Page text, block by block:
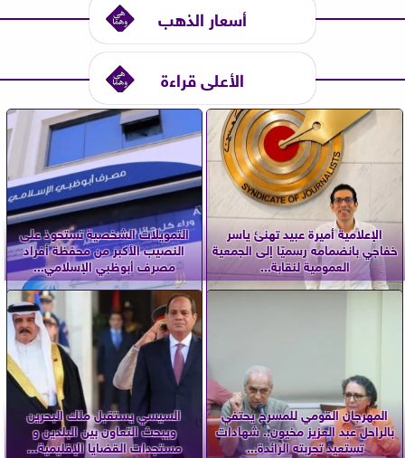
أسعار الذهب
الأعلى قراءة
الإعلامية أميرة عبيد تهنئ ياسر
خفاجي بانضمامه رسميًا إلى الجمعية
العمومية لنقابة...
التمويلات الشخصية تستحوذ على
النصيب الأكبر من محفظة أفراد
مصرف أبوظبي الإسلامي...
المهرجان القومي للمسرح يحتفي
بالراحل عبد العزيز مخيون.. شهادات
تستعيد تجربته الرائدة...
السيسي يستقبل ملك البحرين
ويبحث التعاون بين البلدين و
مستجدات القضايا الإقليمية...